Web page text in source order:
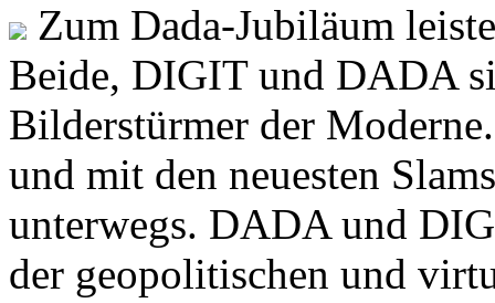
Zum Dada-Jubiläum
Beide, DIGIT und DADA
Bilderstürmer der
und mit den neuesten
unterwegs. DADA und
der geopolitischen und